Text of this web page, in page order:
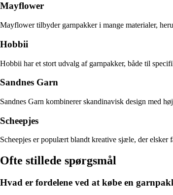
Mayflower
Mayflower tilbyder garnpakker i mange materialer,
Hobbii
Hobbii har et stort udvalg af garnpakker, både til
Sandnes Garn
Sandnes Garn kombinerer skandinavisk design med
Scheepjes
Scheepjes er populært blandt kreative sjæle, der elsker
Ofte stillede spørgsmål
Hvad er fordelene ved at købe en